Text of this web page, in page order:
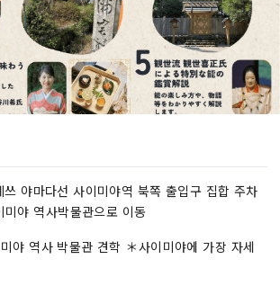
야마다선 사이미야역 북쪽 출입구 집합 주차
야 역사박물관으로 이동
야 역사 박물관 견학 ＊사이미야에 가장 자세